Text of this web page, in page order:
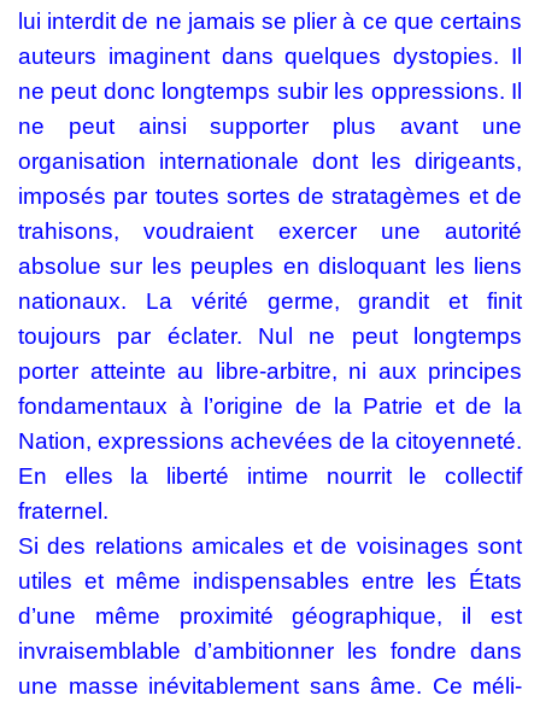
lui interdit de ne jamais se plier à ce que certains
auteurs imaginent dans quelques dystopies. Il
ne peut donc longtemps subir les oppressions. Il
ne peut ainsi supporter plus avant une
organisation internationale dont les dirigeants,
imposés par toutes sortes de stratagèmes et de
trahisons, voudraient exercer une autorité
absolue sur les peuples en disloquant les liens
nationaux. La vérité germe, grandit et finit
toujours par éclater. Nul ne peut longtemps
porter atteinte au libre-arbitre, ni aux principes
fondamentaux à l’origine de la Patrie et de la
Nation, expressions achevées de la citoyenneté.
En elles la liberté intime nourrit le collectif
fraternel.
Si des relations amicales et de voisinages sont
utiles et même indispensables entre les États
d’une même proximité géographique, il est
invraisemblable d’ambitionner les fondre dans
une masse inévitablement sans âme. Ce méli-